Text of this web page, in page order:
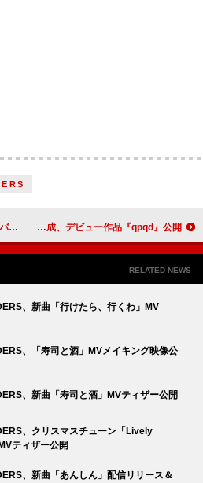
復刻 梅井美咲と北村蕗がユニット結成、デビュー作品『qpqd』公開
RELATED NEWS
、新曲「行けたら、行くわ」MV
、「寿司と酒」MVメイキング映像公
、新曲「寿司と酒」MVティザー公開
、クリスマスチューン「Lively
ティザー公開
、新曲「あんしん」配信リリース＆